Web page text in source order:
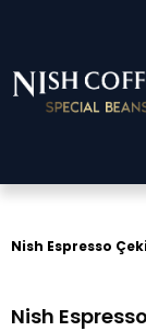
Nish Espresso
Nish